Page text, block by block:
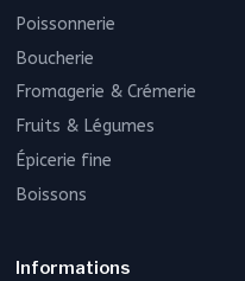
Poissonnerie
Boucherie
Fromagerie & Crémerie
Fruits & Légumes
Épicerie fine
Boissons
Informations